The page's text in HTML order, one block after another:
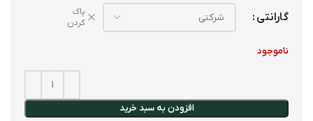
گارانتی
پاک
کردن
ناموجود
افزودن به سبد خرید